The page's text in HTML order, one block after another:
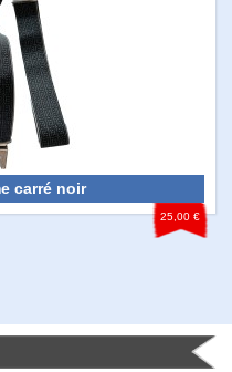
carré noir
25,00 €